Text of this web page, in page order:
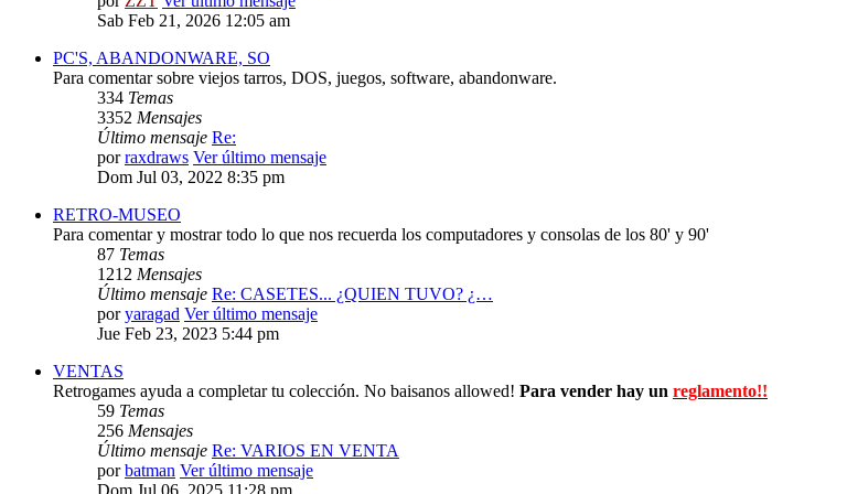
Sab Feb 21, 2026 12:05 am
PC'S, ABANDONWARE, SO
Para comentar sobre viejos tarros, DOS, juegos, software, abandonware.
334 Temas
3352 Mensajes
Último mensaje Re:
porraxdraws Ver último mensaje
Dom Jul 03, 2022 8:35 pm
RETRO-MUSEO
Para comentar y mostrar todo lo que nos recuerda los computadores y consolas de los 80' y 90'
87 Temas
1212 Mensajes
Último mensaje Re: CASETES... ¿QUIEN TUVO? ¿…
poryaragad Ver último mensaje
Jue Feb 23, 2023 5:44 pm
VENTAS
Retrogames ayuda a completar tu colección. No baisanos allowed! Para vender hay un reglamento!!
59 Temas
256 Mensajes
Último mensaje Re: VARIOS EN VENTA
porbatman Ver último mensaje